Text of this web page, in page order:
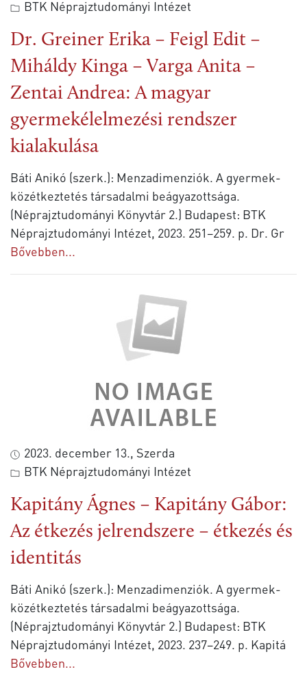
BTK Néprajztudományi Intézet
Dr. Greiner Erika – Feigl Edit –
Miháldy Kinga – Varga Anita –
Zentai Andrea: A magyar
gyermekélelmezési rendszer
kialakulása
Báti Anikó (szerk.): Menzadimenziók. A gyermek-
közétkeztetés társadalmi beágyazottsága.
(Néprajztudományi Könyvtár 2.) Budapest: BTK
Néprajztudományi Intézet, 2023. 251–259. p. Dr. Gr
Bővebben...
2023. december 13., Szerda
BTK Néprajztudományi Intézet
Kapitány Ágnes – Kapitány Gábor:
Az étkezés jelrendszere – étkezés és
identitás
Báti Anikó (szerk.): Menzadimenziók. A gyermek-
közétkeztetés társadalmi beágyazottsága.
(Néprajztudományi Könyvtár 2.) Budapest: BTK
Néprajztudományi Intézet, 2023. 237–249. p. Kapitá
Bővebben...